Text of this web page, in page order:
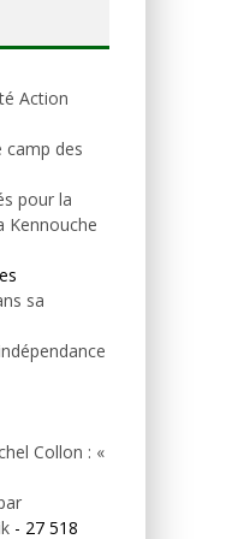
Action
camp des
pour la
Kennouche
sa
Collon : «
- 27 518